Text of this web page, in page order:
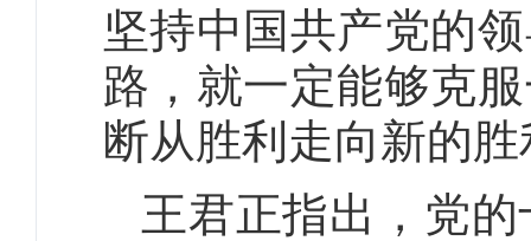
坚持中国共产党的
路，就一定能够克
断从胜利走向新的
王君正指出，党